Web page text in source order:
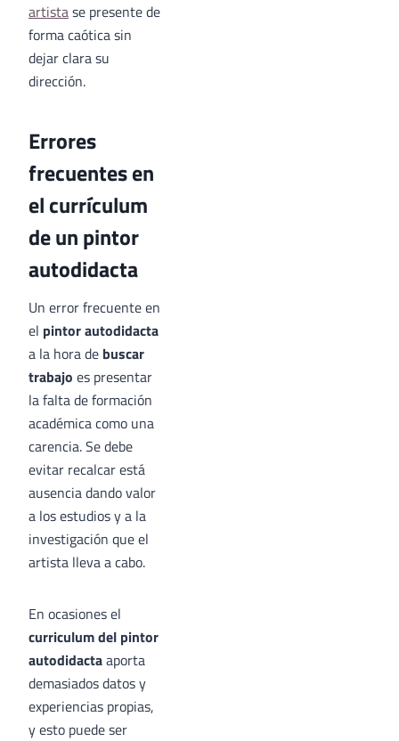
artistase presente de
forma caótica sin
dejar clara su
dirección.
Errores
frecuentes en
el currículum
de un pintor
autodidacta
Un error frecuente en
el pintor autodidacta
a la hora de buscar
trabajo es presentar
la falta de formación
académica como una
carencia. Se debe
evitar recalcar está
ausencia dando valor
a los estudios y a la
investigación que el
artista lleva a cabo.
En ocasiones el
curriculum del pintor
autodidactaaporta
demasiados datos y
experiencias propias,
y esto puede ser